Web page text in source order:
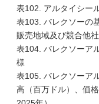
表102. アルタイシー
表103. バレクソーの
販売地域及び競合他社
表104. バレクソーア
様
表105. バレクソーア
高（百万ドル）、価